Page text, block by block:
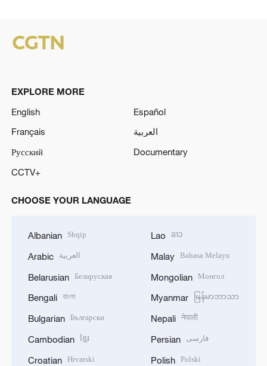
EXPLORE MORE
English
Español
Français
العربية
Русский
Documentary
CCTV+
CHOOSE YOUR LANGUAGE
Albanian Shqip
Arabic العربية
Belarusian Беларуская
Bengali বাংলা
Bulgarian Български
Cambodian ខ្មែរ
Croatian Hrvatski
Lao ລາວ
Malay Bahasa Melayu
Mongolian Монгол
Myanmar မြန်မာဘာသာ
Nepali नेपाली
Persian فارسی
Polish Polski